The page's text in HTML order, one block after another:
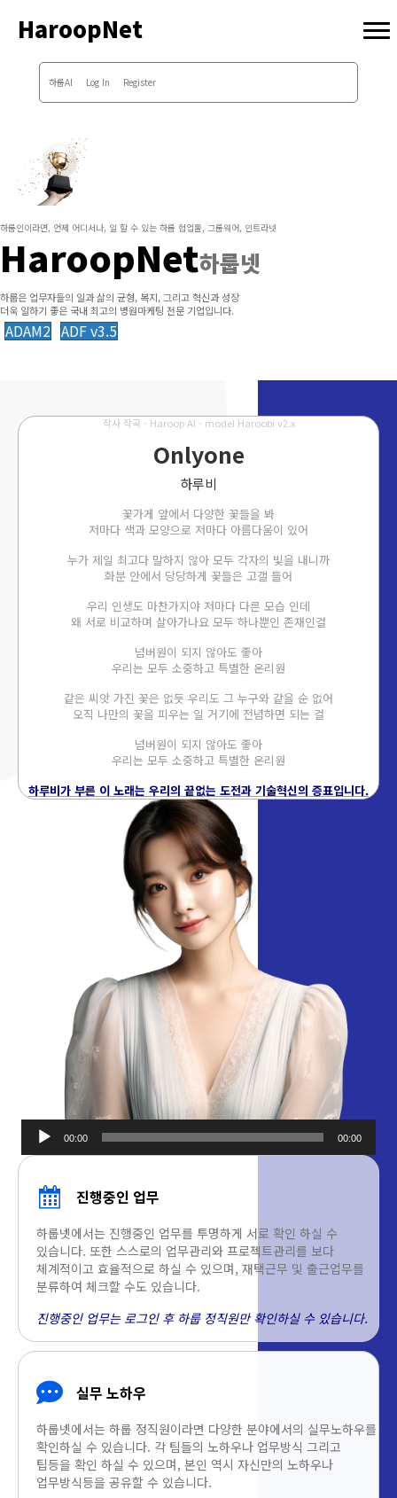
HaroopNet
하룹AI Log In Register
하룹인이라면, 언제 어디서나, 일 할 수 있는 하룹 협업툴, 그룹웨어, 인트라넷
HaroopNet하룹넷
하룹은 업무자들의 일과 삶의 균형, 복지, 그리고 혁신과 성장
더욱 일하기 좋은 국내 최고의 병원마케팅 전문 기업입니다.
ADAM2 ADF v3.5
작사 작곡 - Haroop AI - model Haroobi v2.x
Onlyone
하루비
꽃가게 앞에서 다양한 꽃들을 봐
저마다 색과 모양으로 저마다 아름다움이 있어
누가 제일 최고다 말하지 않아 모두 각자의 빛을 내니까
화분 안에서 당당하게 꽃들은 고갤 들어
우리 인생도 마찬가지야 저마다 다른 모습 인데
왜 서로 비교하며 살아가나요 모두 하나뿐인 존재인걸
넘버원이 되지 않아도 좋아
우리는 모두 소중하고 특별한 온리원
같은 씨앗 가진 꽃은 없듯 우리도 그 누구와 같을 순 없어
오직 나만의 꽃을 피우는 일 거기에 전념하면 되는 걸
넘버원이 되지 않아도 좋아
우리는 모두 소중하고 특별한 온리원
하루비가 부른 이 노래는 우리의 끝없는 도전과 기술혁신의 증표입니다.
오디오
00:00 00:00
진행중인 업무
하룹넷에서는 진행중인 업무를 투명하게 서로 확인 하실 수
있습니다. 또한 스스로의 업무관리와 프로젝트관리를 보다
체계적이고 효율적으로 하실 수 있으며, 재택근무 및 출근업무를
분류하여 체크할 수도 있습니다.
진행중인 업무는 로그인 후 하룹 정직원만 확인하실 수 있습니다.
실무 노하우
하룹넷에서는 하룹 정직원이라면 다양한 분야에서의 실무노하우를
확인하실 수 있습니다. 각 팀들의 노하우나 업무방식 그리고
팁등을 확인 하실 수 있으며, 본인 역시 자신만의 노하우나
업무방식등을 공유할 수 있습니다.